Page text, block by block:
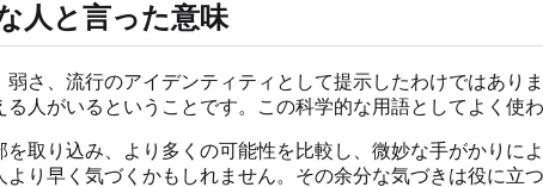
人と言った意味
弱さ、流行のアイデンティティとして提示したわけではあ
人がいるということです。この科学的な用語としてよく使
取り込み、より多くの可能性を比較し、微妙な手がかり
り早く気づくかもしれません。その余分な気づきは役に